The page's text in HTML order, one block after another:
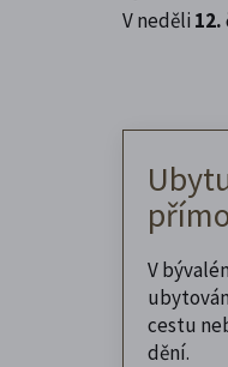
V neděli 12.
V
cestu
dění.